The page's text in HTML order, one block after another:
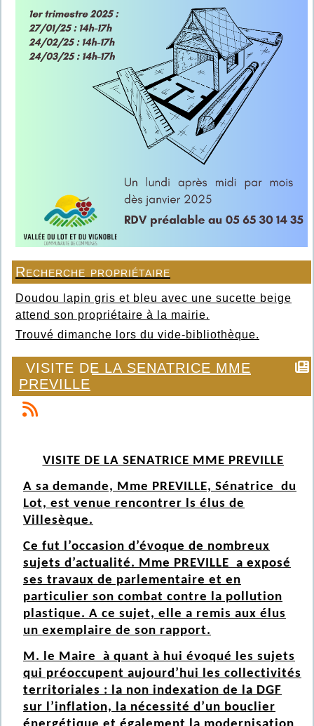
Recherche propriétaire
Doudou lapin gris et bleu avec une sucette beige
attend son propriétaire à la mairie.
Trouvé dimanche lors du vide-bibliothèque.
VISITE DE LA SENATRICE MME
PREVILLE
VISITE DE LA SENATRICE MME PREVILLE
A sa demande, Mme PREVILLE, Sénatrice du
Lot, est venue rencontrer ls élus de
Villesèque.
Ce fut l’occasion d’évoque de nombreux
sujets d’actualité. Mme PREVILLE a exposé
ses travaux de parlementaire et en
particulier son combat contre la pollution
plastique. A ce sujet, elle a remis aux élus
un exemplaire de son rapport.
M. le Maire à quant à hui évoqué les sujets
qui préoccupent aujourd’hui les collectivités
territoriales : la non indexation de la DGF
sur l’inflation, la nécessité d’un bouclier